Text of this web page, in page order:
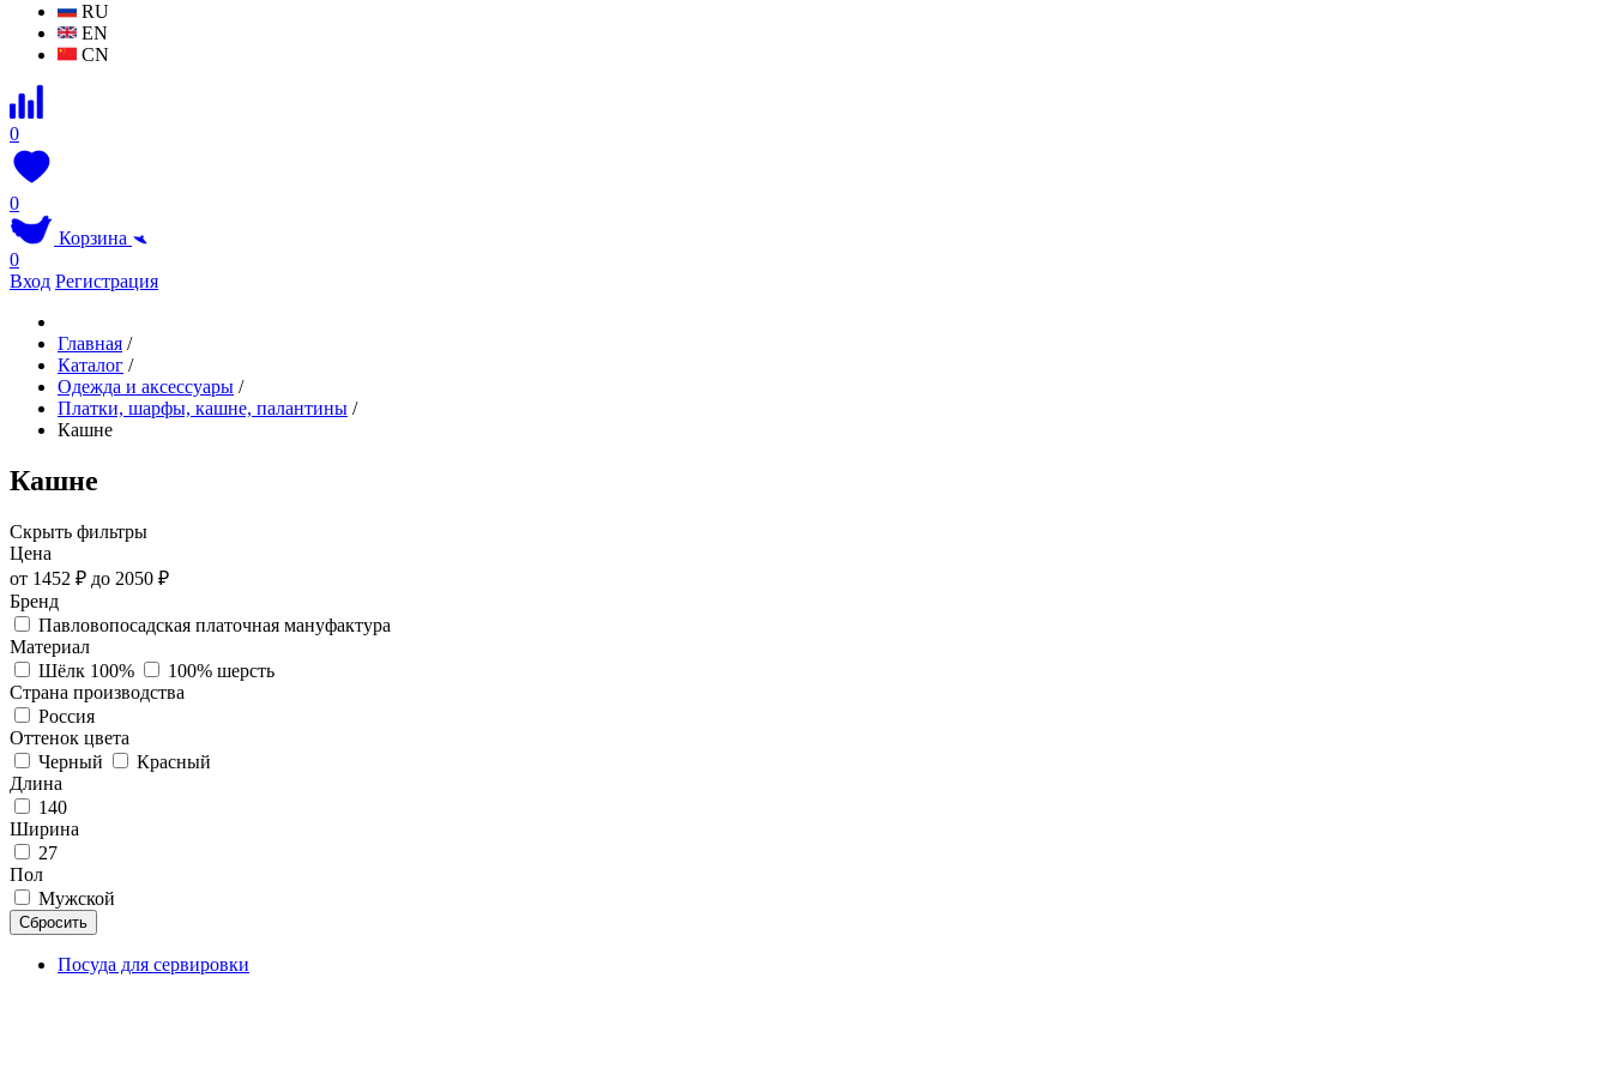
RU
EN
CN
0
0
Корзина
0
Вход Регистрация
Главная /
Каталог /
Одежда и аксессуары /
Платки, шарфы, кашне, палантины /
Кашне
Кашне
Скрыть фильтры
Цена
от 1452 ₽ до 2050 ₽
Бренд
Павловопосадская платочная мануфактура
Материал
Шёлк 100%
100% шерсть
Страна производства
Россия
Оттенок цвета
Черный
Красный
Длина
140
Ширина
27
Пол
Мужской
Сбросить
Посуда для сервировки